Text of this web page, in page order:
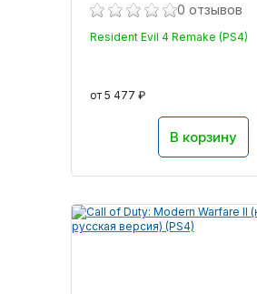
0 отзывов
Resident Evil 4 Remake (PS4)
от 5 477 ₽
В корзину